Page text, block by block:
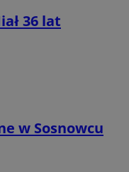
36 lat
w Sosnowcu